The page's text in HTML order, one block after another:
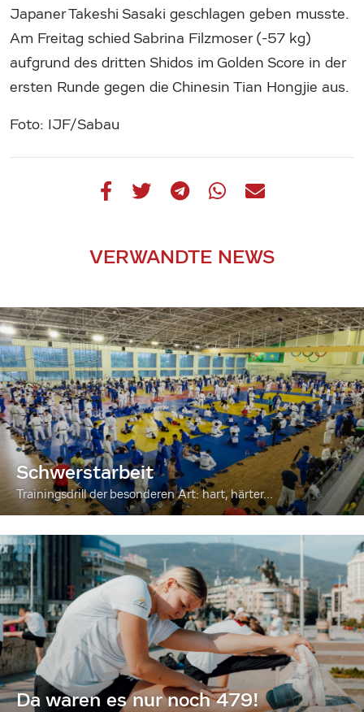
Japaner Takeshi Sasaki geschlagen geben musste.
Am Freitag schied Sabrina Filzmoser (-57 kg)
aufgrund des dritten Shidos im Golden Score in der
ersten Runde gegen die Chinesin Tian Hongjie aus.
Foto: IJF/Sabau
VERWANDTE NEWS
Schwerstarbeit
Trainingsdrill der besonderen Art: hart, härter...
Da waren es nur noch 479!